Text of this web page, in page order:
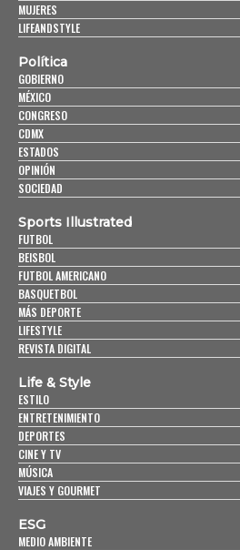
MUJERES
LIFEANDSTYLE
Política
GOBIERNO
MÉXICO
CONGRESO
CDMX
ESTADOS
OPINIÓN
SOCIEDAD
Sports Illustrated
FUTBOL
BEISBOL
FUTBOL AMERICANO
BASQUETBOL
MÁS DEPORTE
LIFESTYLE
REVISTA DIGITAL
Life & Style
ESTILO
ENTRETENIMIENTO
DEPORTES
CINE Y TV
MÚSICA
VIAJES Y GOURMET
ESG
MEDIO AMBIENTE